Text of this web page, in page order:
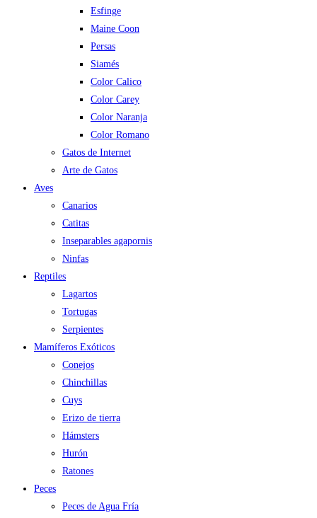
Esfinge
Maine Coon
Persas
Siamés
Color Calico
Color Carey
Color Naranja
Color Romano
Gatos de Internet
Arte de Gatos
Aves
Canarios
Catitas
Inseparables agapornis
Ninfas
Reptiles
Lagartos
Tortugas
Serpientes
Mamíferos Exóticos
Conejos
Chinchillas
Cuys
Erizo de tierra
Hámsters
Hurón
Ratones
Peces
Peces de Agua Fría